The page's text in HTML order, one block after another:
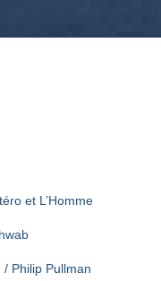
et L’Homme
Philip Pullman